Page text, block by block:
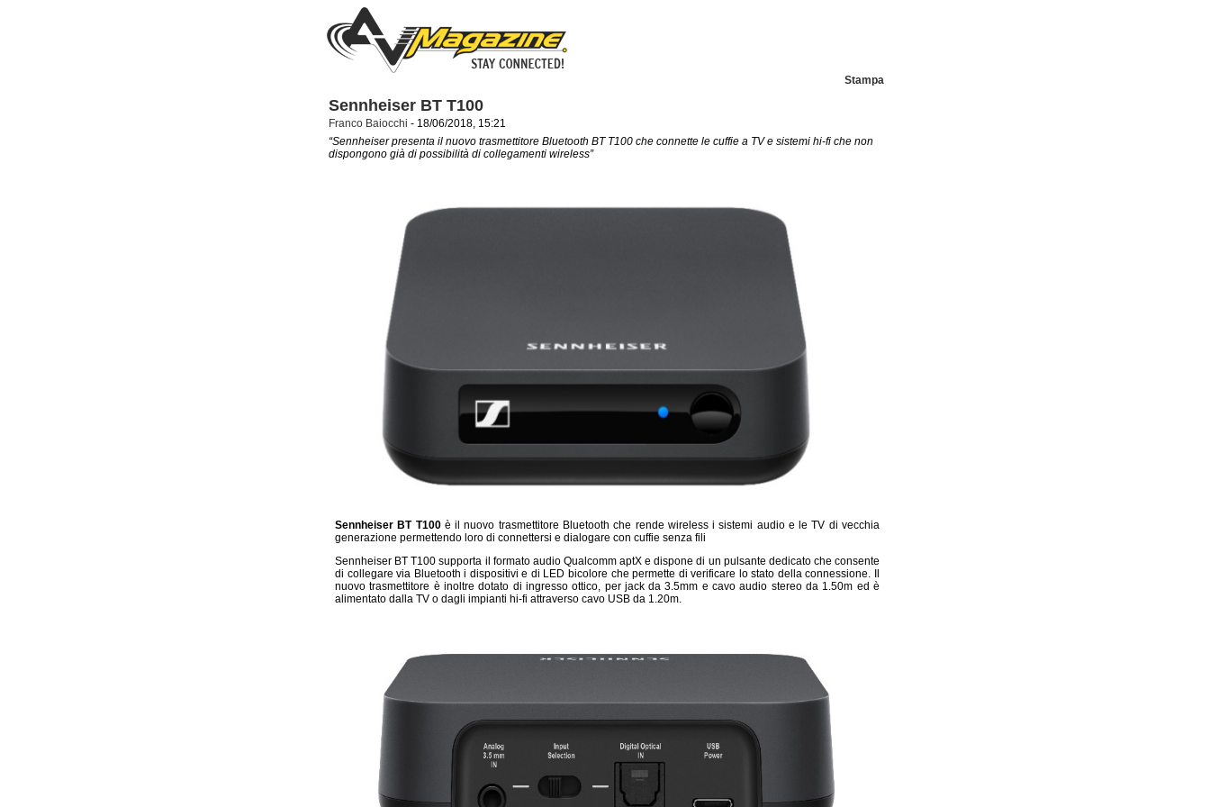
Stampa
Sennheiser BT T100
Franco Baiocchi - 18/06/2018, 15:21
“Sennheiser presenta il nuovo trasmettitore Bluetooth BT T100 che connette le cuffie a TV e sistemi hi-fi che non
dispongono già di possibilità di collegamenti wireless”
Sennheiser BT T100è il nuovo trasmettitore Bluetooth che rende wireless i sistemi audio e le TV di vecchia
generazione permettendo loro di connettersi e dialogare con cuffie senza fili
Sennheiser BT T100 supporta il formato audio Qualcomm aptX e dispone di un pulsante dedicato che consente
di collegare via Bluetooth i dispositivi e di LED bicolore che permette di verificare lo stato della connessione. Il
nuovo trasmettitore è inoltre dotato di ingresso ottico, per jack da 3.5mm e cavo audio stereo da 1.50m ed è
alimentato dalla TV o dagli impianti hi-fi attraverso cavo USB da 1.20m.